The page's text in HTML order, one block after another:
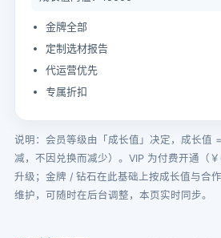
金牌全部
定制选材报告
代运营优先
专属折扣
说明：会员等级由「成长值」决定，成长值
减，不因兑换而减少）。VIP 为付费开通（
升级；金牌 / 钻石在此基础上按成长值与合
维护，可随时在后台调整，本页实时同步。